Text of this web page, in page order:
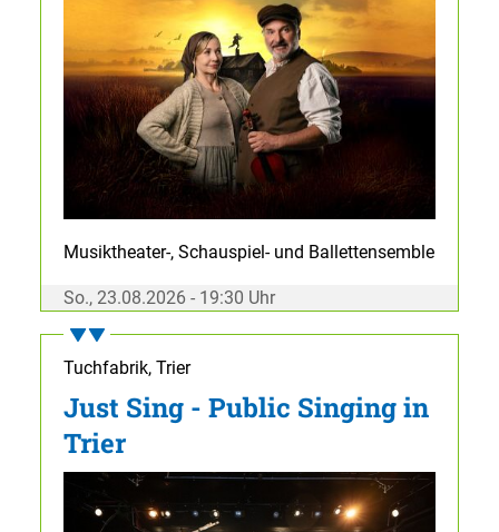
Musiktheater-, Schauspiel- und Ballettensemble
So., 23.08.2026 - 19:30 Uhr
Tuchfabrik, Trier
Just Sing - Public Singing in
Trier